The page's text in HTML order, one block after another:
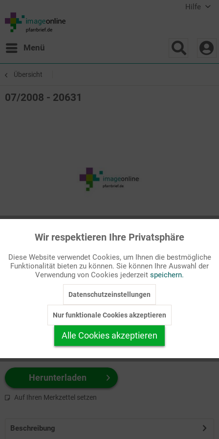
Hilfe
Menü
Übersicht
07/2008 - 20631
Passende Stichworte
Bibel, NT
zuerst Ihr Produktformat aus.
z.B. Farbe-Grafik, Schwarz-Weiß-Grafik, mit/ohne Text ...
Herunterladen
Auf Ihren Merkzettel setzen
Beschreibung
Funktionale Aktiv
Marketing Inaktiv
Personalisierung Inaktiv
Service
Wir respektieren Ihre Privatsphäre
Diese Website verwendet Cookies, um Ihnen die bestmögliche
Funktionalität bieten zu können. Sie können Ihre Auswahl der
Verwendung von Cookies jederzeit speichern.
Datenschutzeinstellungen
Nur funktionale Cookies akzeptieren
Alle Cookies akzeptieren